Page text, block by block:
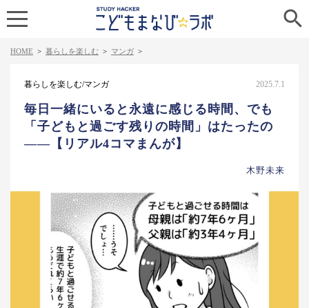

HOME > 暮らしを楽しむ > マンガ >
暮らしを楽しむ/マンガ 2025.7.1
毎日一緒にいると永遠に感じる時間、でも
「子どもと過ごす残りの時間」はたったの
——【リアル4コマまんが】
木野未来